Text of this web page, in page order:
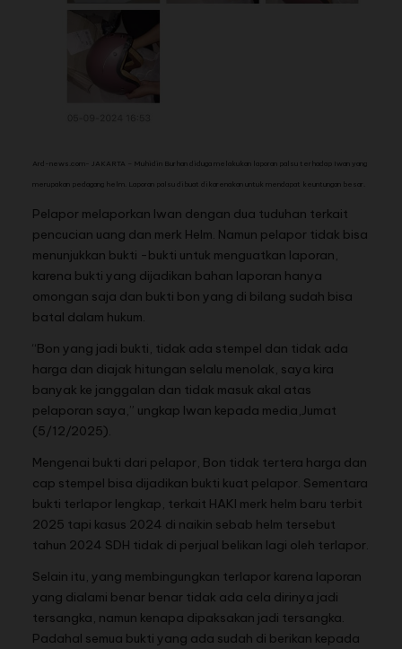
Ard-news.com- JAKARTA – Muhidin Burhan diduga melakukan laporan palsu terhadap Iwan yang
merupakan pedagang helm. Laporan palsu dibuat dikarenakan untuk mendapat keuntungan besar.
Pelapor melaporkan Iwan dengan dua tuduhan terkait
pencucian uang dan merk Helm. Namun pelapor tidak bisa
menunjukkan bukti -bukti untuk menguatkan laporan,
karena bukti yang dijadikan bahan laporan hanya
omongan saja dan bukti bon yang di bilang sudah bisa
batal dalam hukum.
“Bon yang jadi bukti, tidak ada stempel dan tidak ada
harga dan diajak hitungan selalu menolak, saya kira
banyak ke janggalan dan tidak masuk akal atas
pelaporan saya,” ungkap Iwan kepada media,Jumat
(5/12/2025).
Mengenai bukti dari pelapor, Bon tidak tertera harga dan
cap stempel bisa dijadikan bukti kuat pelapor. Sementara
bukti terlapor lengkap, terkait HAKI merk helm baru terbit
2025 tapi kasus 2024 di naikin sebab helm tersebut
tahun 2024 SDH tidak di perjual belikan lagi oleh terlapor.
Selain itu, yang membingungkan terlapor karena laporan
yang dialami benar benar tidak ada cela dirinya jadi
tersangka, namun kenapa dipaksakan jadi tersangka.
Padahal semua bukti yang ada sudah di berikan kepada